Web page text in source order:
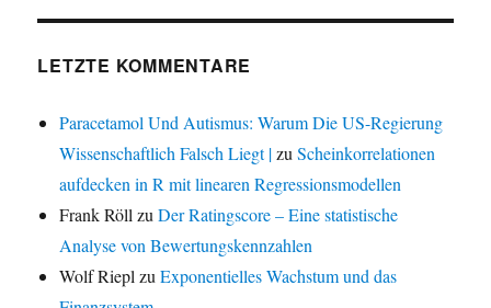
LETZTE KOMMENTARE
Paracetamol Und Autismus: Warum Die US-Regierung
Wissenschaftlich Falsch Liegt |zuScheinkorrelationen
aufdecken in R mit linearen Regressionsmodellen
Frank RöllzuDer Ratingscore – Eine statistische
Analyse von Bewertungskennzahlen
Wolf RieplzuExponentielles Wachstum und das